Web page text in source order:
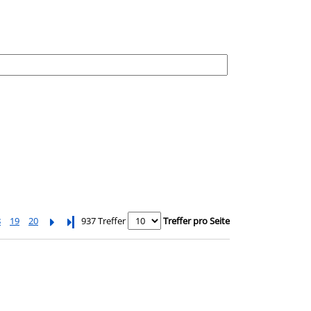
19 20 Letzte Seite
937 Treffer Treffer pro Seite